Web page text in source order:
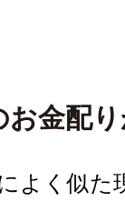
お金配
よく似た